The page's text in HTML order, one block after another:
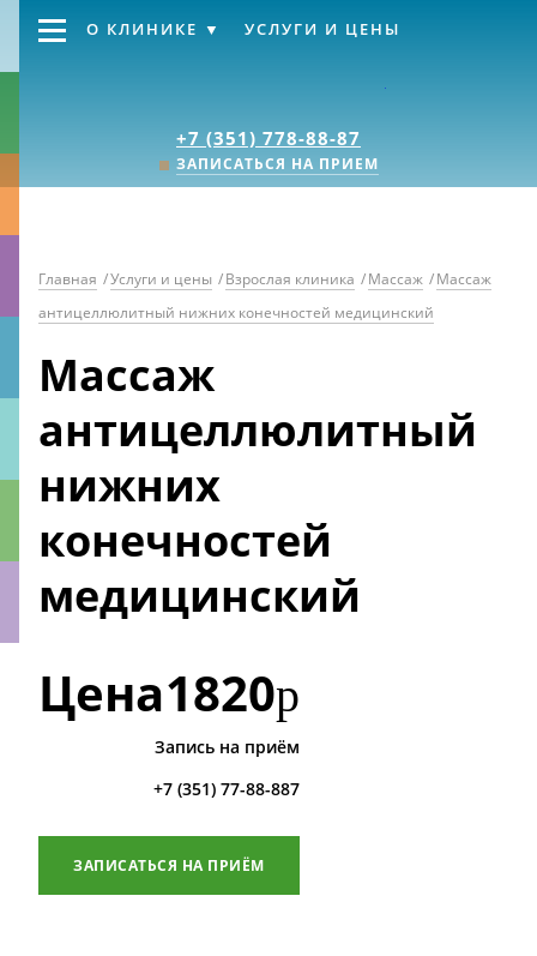
+7 (351) 778-88-87
ЗАПИСАТЬСЯ НА ПРИЕМ
О КЛИНИКЕ УСЛУГИ И ЦЕНЫ
Главная /Услуги и цены /Взрослая клиника /Массаж /Массаж
антицеллюлитный нижних конечностей медицинский
Массаж
антицеллюлитный
нижних
конечностей
медицинский
Цена1820р
Запись на приём
+7 (351) 77-88-887
ЗАПИСАТЬСЯ НА ПРИЁМ